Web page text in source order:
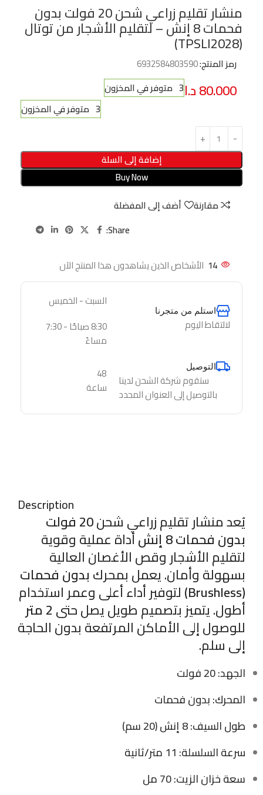
منشار تقليم زراعي شحن 20 فولت بدون
فحمات 8 إنش – لتقليم الأشجار من توتال
(TPSLI2028)
رمز المنتج:6932584803590
80.000د.ا3 متوفر في المخزون
3 متوفر في المخزون
إضافة إلى السلة
Buy Now
مقارنة
أضف إلى المفضلة
Share:
14 الأشخاص الذين يشاهدون هذا المنتج الآن
استلم من متجرنا
لالتقاط اليوم
السبت - الخميس
8:30 صباحًا - 7:30
مساءً
التوصيل
ستقوم شركة الشحن لدينا
بالتوصيل إلى العنوان المحدد
48
ساعة
Description
يُعد منشار تقليم زراعي شحن 20 فولت
بدون فحمات 8 إنش أداة عملية وقوية
لتقليم الأشجار وقص الأغصان العالية
بسهولة وأمان. يعمل بمحركبدون فحمات
(Brushless) لتوفير أداء أعلى وعمر استخدام
أطول. يتميز بتصميم طويل يصل حتى2 متر
للوصول إلى الأماكن المرتفعة بدون الحاجة
إلى سلم.
الجهد: 20 فولت
المحرك: بدون فحمات
طول السيف: 8 إنش (20 سم)
سرعة السلسلة: 11 متر/ثانية
سعة خزان الزيت: 70 مل